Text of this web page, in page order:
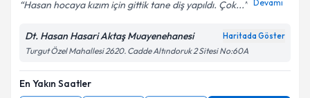
Hasan hocaya kızım için gittik tane diş yapıldı. Çok... Devamı
Dt. Hasan Hasari Aktaş Muayenehanesi Haritada Göster
Turgut Özel Mahallesi 2620. Cadde Altındoruk 2 Sitesi No:60A
En Yakın Saatler